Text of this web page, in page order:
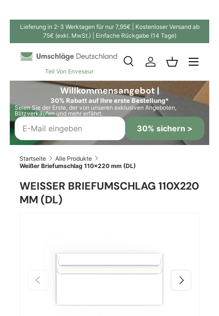
Direkt zum Inhalt
Lieferung in 2-3 Werktagen für nur 7,95€ | Kostenloser Versand ab
75€ (exkl. MwSt.) | Einfache Rückgabe (14 Tage)
Teil Von Enveseur
SuchenSuchen
SucheEinloggen
Willkommensangebot |
30% Rabatt auf Ihre erste Bestellung*
Seien Sie der Erste, der von unseren exklusiven Angeboten,
Blitzverkäufen und mehr erfährt.
30% sichern >
Startseite
Alle Produkte
Weißer Briefumschlag 110x220 mm (DL)
WEISSER BRIEFUMSCHLAG 110X220 M
M (DL)
Vorherige Nächste